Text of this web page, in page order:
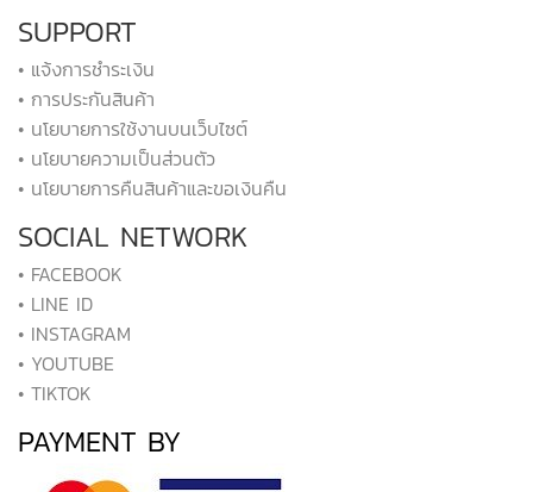
SUPPORT
• แจ้งการชำระเงิน
• การประกันสินค้า
• นโยบายการใช้งานบนเว็บไซต์
• นโยบายความเป็นส่วนตัว
• นโยบายการคืนสินค้าและขอเงินคืน
SOCIAL NETWORK
• FACEBOOK
• LINE ID
• INSTAGRAM
• YOUTUBE
• TIKTOK
PAYMENT BY